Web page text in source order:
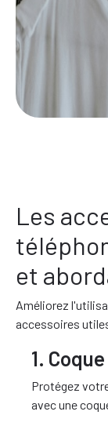
Les
et
Améliorez
accessoires
1.
Protégez
avec une